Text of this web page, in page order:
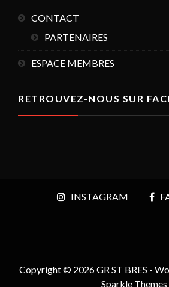
CONTACT
PARTENAIRES
ESPACE MEMBRES
RETROUVEZ-NOUS SUR
INSTAGRAM
Copyright © 2026 GR ST BRES -
Sparkle Themes